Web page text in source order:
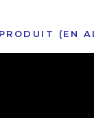
(EN